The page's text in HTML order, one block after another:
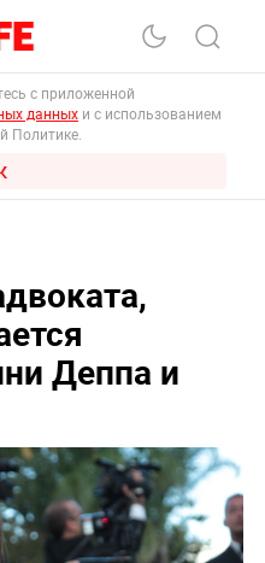
с приложенной
данных и с использованием
Политике.
Деппа и